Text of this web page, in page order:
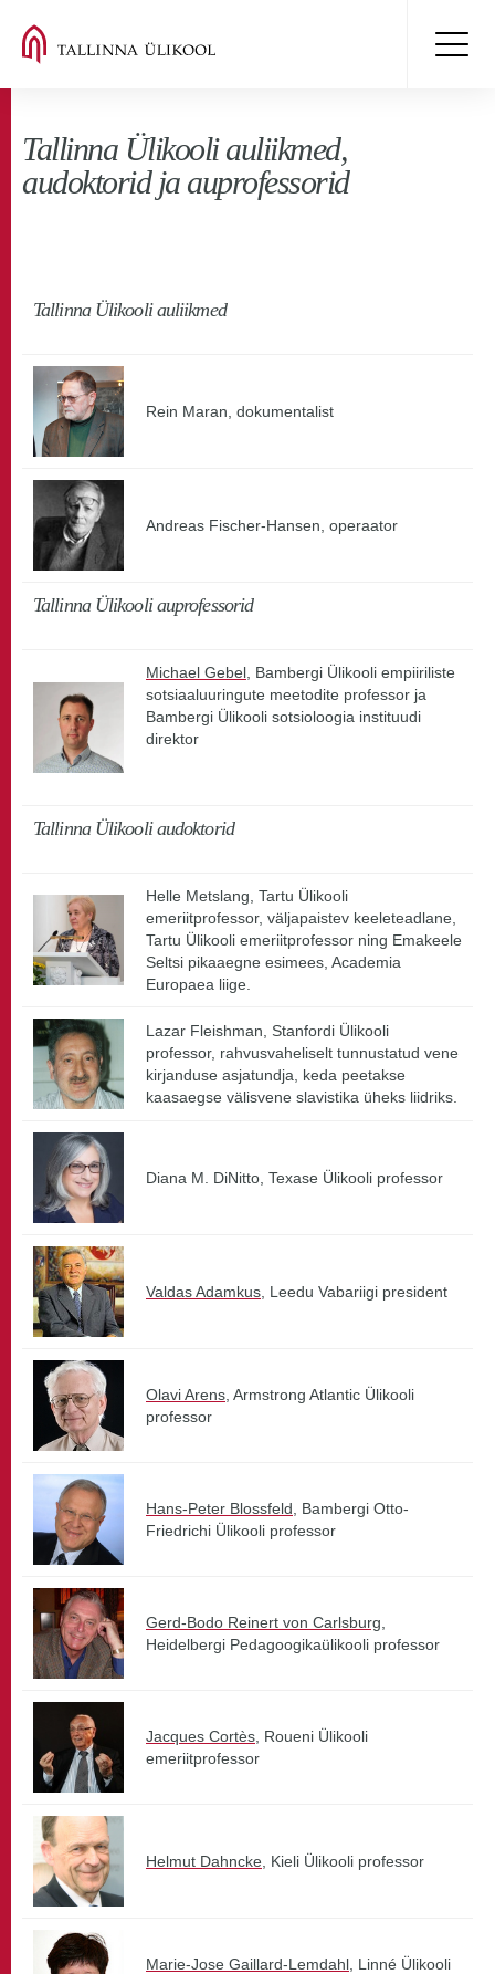
Tallinna Ülikooli auliikmed,
audoktorid ja auprofessorid
Tallinna Ülikooli auliikmed
Rein Maran, dokumentalist
Andreas Fischer-Hansen, operaator
Tallinna Ülikooli auprofessorid
Michael Gebel , Bambergi Ülikooli empiiriliste
sotsiaaluuringute meetodite professor ja
Bambergi Ülikooli sotsioloogia instituudi
direktor
Tallinna Ülikooli audoktorid
Helle Metslang, Tartu Ülikooli
emeriitprofessor, väljapaistev keeleteadlane,
Tartu Ülikooli emeriitprofessor ning Emakeele
Seltsi pikaaegne esimees, Academia
Europaea liige.
Lazar Fleishman, Stanfordi Ülikooli
professor, rahvusvaheliselt tunnustatud vene
kirjanduse asjatundja, keda peetakse
kaasaegse välisvene slavistika üheks liidriks.
Diana M. DiNitto, Texase Ülikooli professor
Valdas Adamkus , Leedu Vabariigi president
Olavi Arens , Armstrong Atlantic Ülikooli
professor
Hans-Peter Blossfeld , Bambergi Otto-
Friedrichi Ülikooli professor
Gerd-Bodo Reinert von Carlsburg
Heidelbergi Pedagoogikaülikooli professor
Jacques Cortès , Roueni Ülikooli
emeriitprofessor
Helmut Dahncke , Kieli Ülikooli professor
Marie-Jose Gaillard-Lemdahl , Linné Ülikooli